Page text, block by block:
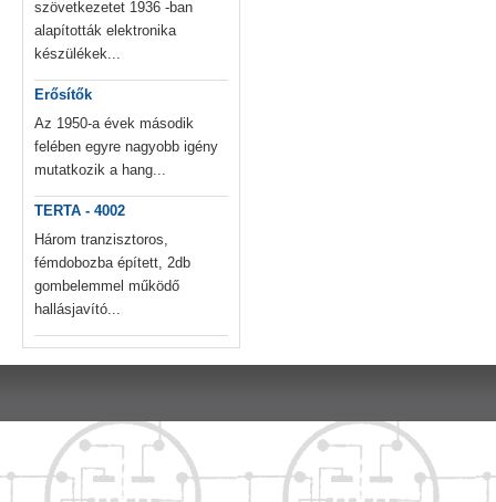
szövetkezetet 1936 -ban
alapították elektronika
készülékek...
Erősítők
Az 1950-a évek második
felében egyre nagyobb igény
mutatkozik a hang...
TERTA - 4002
Három tranzisztoros,
fémdobozba épített, 2db
gombelemmel működő
hallásjavító...